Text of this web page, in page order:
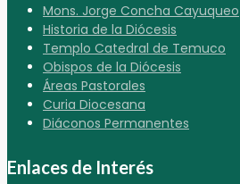
Mons. Jorge Concha Cayuqueo
Historia de la Diócesis
Templo Catedral de Temuco
Obispos de la Diócesis
Áreas Pastorales
Curia Diocesana
Diáconos Permanentes
Enlaces de Interés